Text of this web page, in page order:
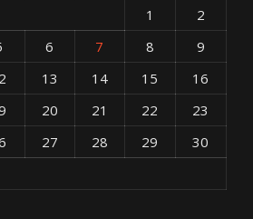
1
2
6 7 8
9
13 14 15
16
20 21 22
23
27 28 29
30